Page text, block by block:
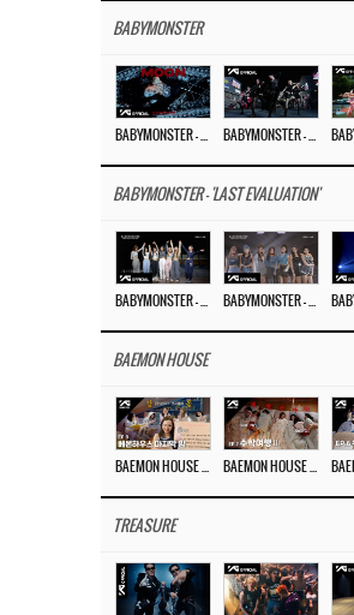
BABYMONSTER
BABYMONSTER - 'LAST EVALUATION'
BAEMON HOUSE
TREASURE